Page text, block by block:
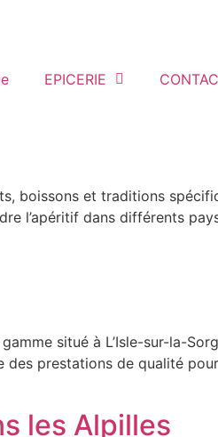
EPICERIE
boissons et traditions
l’apéritif dans différents
situé à L’Isle-sur-la-
prestations de qualité
les Alpilles